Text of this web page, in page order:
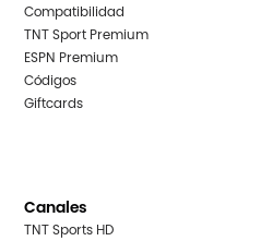
Compatibilidad
TNT Sport Premium
ESPN Premium
Códigos
Giftcards
Canales
TNT Sports HD